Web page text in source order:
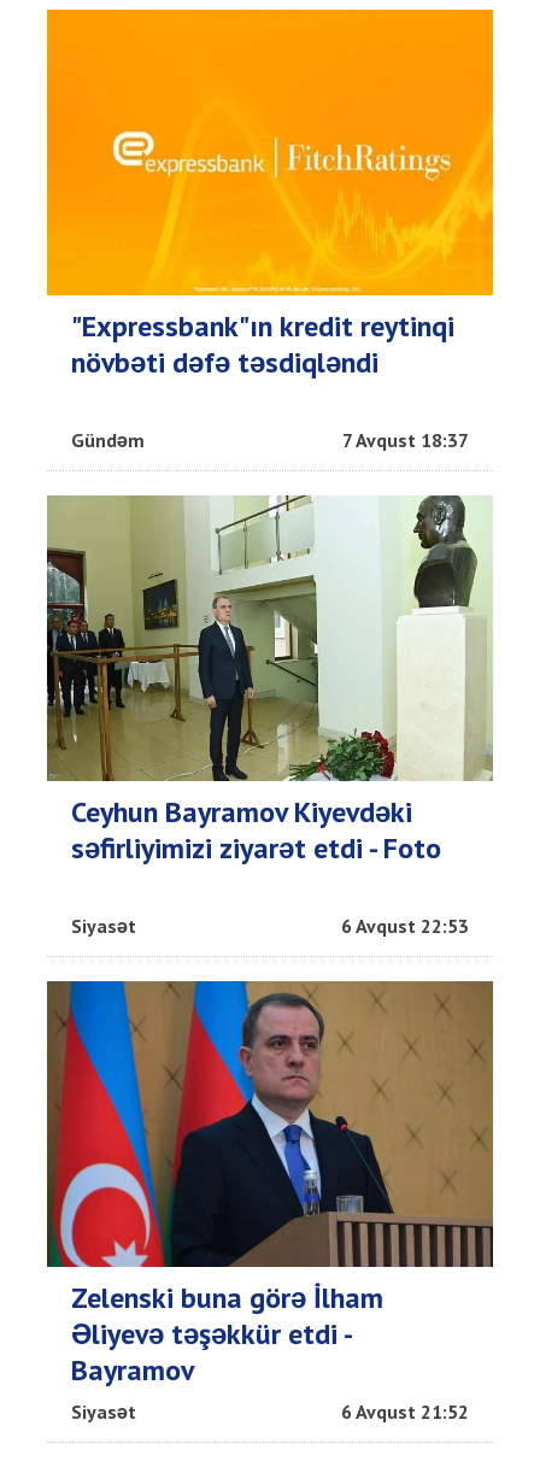
"Expressbank"ın kredit reytinqi
növbəti dəfə təsdiqləndi
Gündəm 7 Avqust 18:37
Ceyhun Bayramov Kiyevdəki
səfirliyimizi ziyarət etdi - Foto
Siyasət 6 Avqust 22:53
Zelenski buna görə İlham
Əliyevə təşəkkür etdi -
Bayramov
Siyasət 6 Avqust 21:52